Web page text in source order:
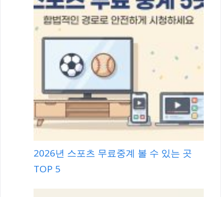
2026년 스포츠 무료중계 볼 수 있는 곳
TOP 5